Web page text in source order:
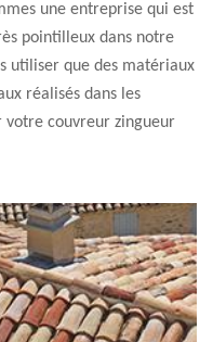
une entreprise qui est
pointilleux dans notre
utiliser que des matériaux
réalisés dans les
votre couvreur zingueur